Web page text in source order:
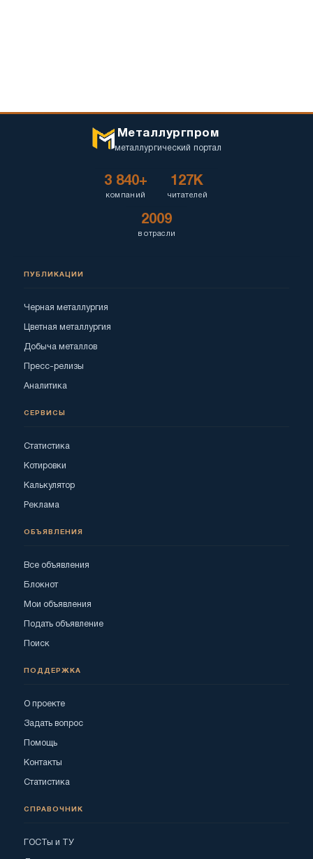
Металлургпром
металлургический портал
3 840+
компаний
127K
читателей
2009
в отрасли
ПУБЛИКАЦИИ
Черная металлургия
Цветная металлургия
Добыча металлов
Пресс-релизы
Аналитика
СЕРВИСЫ
Статистика
Котировки
Калькулятор
Реклама
ОБЪЯВЛЕНИЯ
Все объявления
Блокнот
Мои объявления
Подать объявление
Поиск
ПОДДЕРЖКА
О проекте
Задать вопрос
Помощь
Контакты
Статистика
СПРАВОЧНИК
ГОСТы и ТУ